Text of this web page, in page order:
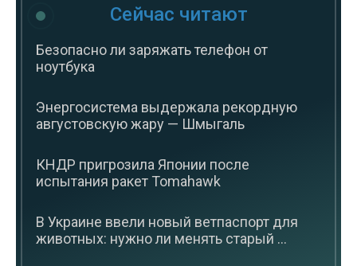
Сейчас читают
Безопасно ли заряжать телефон от
ноутбука
Энергосистема выдержала рекордную
августовскую жару — Шмыгаль
КНДР пригрозила Японии после
испытания ракет Tomahawk
В Украине ввели новый ветпаспорт для
животных: нужно ли менять старый ...